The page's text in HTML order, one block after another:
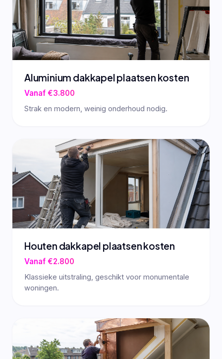
Aluminium dakkapel plaatsen kosten
Vanaf €3.800
Strak en modern, weinig onderhoud nodig.
Houten dakkapel plaatsen kosten
Vanaf €2.800
Klassieke uitstraling, geschikt voor monumentale
woningen.